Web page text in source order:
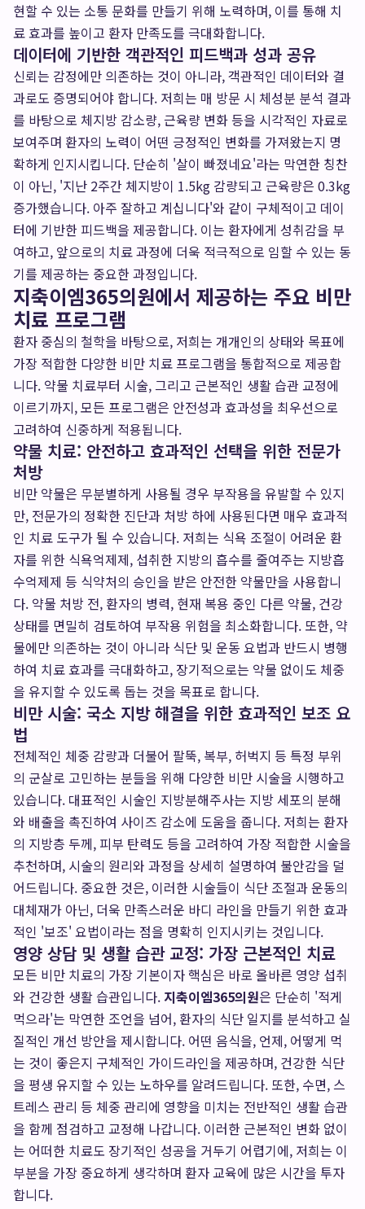
현할 수 있는 소통 문화를 만들기 위해 노력하며, 이를 통해 치
료 효과를 높이고 환자 만족도를 극대화합니다.
데이터에 기반한 객관적인 피드백과 성과 공유
신뢰는 감정에만 의존하는 것이 아니라, 객관적인 데이터와 결
과로도 증명되어야 합니다. 저희는 매 방문 시 체성분 분석 결과
를 바탕으로 체지방 감소량, 근육량 변화 등을 시각적인 자료로
보여주며 환자의 노력이 어떤 긍정적인 변화를 가져왔는지 명
확하게 인지시킵니다. 단순히 '살이 빠졌네요'라는 막연한 칭찬
이 아닌, '지난 2주간 체지방이 1.5kg 감량되고 근육량은 0.3kg
증가했습니다. 아주 잘하고 계십니다'와 같이 구체적이고 데이
터에 기반한 피드백을 제공합니다. 이는 환자에게 성취감을 부
여하고, 앞으로의 치료 과정에 더욱 적극적으로 임할 수 있는 동
기를 제공하는 중요한 과정입니다.
지축이엠365의원에서 제공하는 주요 비만
치료 프로그램
환자 중심의 철학을 바탕으로, 저희는 개개인의 상태와 목표에
가장 적합한 다양한 비만 치료 프로그램을 통합적으로 제공합
니다. 약물 치료부터 시술, 그리고 근본적인 생활 습관 교정에
이르기까지, 모든 프로그램은 안전성과 효과성을 최우선으로
고려하여 신중하게 적용됩니다.
약물 치료: 안전하고 효과적인 선택을 위한 전문가
처방
비만 약물은 무분별하게 사용될 경우 부작용을 유발할 수 있지
만, 전문가의 정확한 진단과 처방 하에 사용된다면 매우 효과적
인 치료 도구가 될 수 있습니다. 저희는 식욕 조절이 어려운 환
자를 위한 식욕억제제, 섭취한 지방의 흡수를 줄여주는 지방흡
수억제제 등 식약처의 승인을 받은 안전한 약물만을 사용합니
다. 약물 처방 전, 환자의 병력, 현재 복용 중인 다른 약물, 건강
상태를 면밀히 검토하여 부작용 위험을 최소화합니다. 또한, 약
물에만 의존하는 것이 아니라 식단 및 운동 요법과 반드시 병행
하여 치료 효과를 극대화하고, 장기적으로는 약물 없이도 체중
을 유지할 수 있도록 돕는 것을 목표로 합니다.
비만 시술: 국소 지방 해결을 위한 효과적인 보조 요
법
전체적인 체중 감량과 더불어 팔뚝, 복부, 허벅지 등 특정 부위
의 군살로 고민하는 분들을 위해 다양한 비만 시술을 시행하고
있습니다. 대표적인 시술인 지방분해주사는 지방 세포의 분해
와 배출을 촉진하여 사이즈 감소에 도움을 줍니다. 저희는 환자
의 지방층 두께, 피부 탄력도 등을 고려하여 가장 적합한 시술을
추천하며, 시술의 원리와 과정을 상세히 설명하여 불안감을 덜
어드립니다. 중요한 것은, 이러한 시술들이 식단 조절과 운동의
대체재가 아닌, 더욱 만족스러운 바디 라인을 만들기 위한 효과
적인 '보조' 요법이라는 점을 명확히 인지시키는 것입니다.
영양 상담 및 생활 습관 교정: 가장 근본적인 치료
모든 비만 치료의 가장 기본이자 핵심은 바로 올바른 영양 섭취
와 건강한 생활 습관입니다. 지축이엠365의원은 단순히 '적게
먹으라'는 막연한 조언을 넘어, 환자의 식단 일지를 분석하고 실
질적인 개선 방안을 제시합니다. 어떤 음식을, 언제, 어떻게 먹
는 것이 좋은지 구체적인 가이드라인을 제공하며, 건강한 식단
을 평생 유지할 수 있는 노하우를 알려드립니다. 또한, 수면, 스
트레스 관리 등 체중 관리에 영향을 미치는 전반적인 생활 습관
을 함께 점검하고 교정해 나갑니다. 이러한 근본적인 변화 없이
는 어떠한 치료도 장기적인 성공을 거두기 어렵기에, 저희는 이
부분을 가장 중요하게 생각하며 환자 교육에 많은 시간을 투자
합니다.